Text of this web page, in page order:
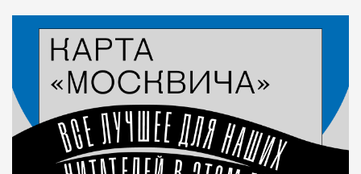
Город